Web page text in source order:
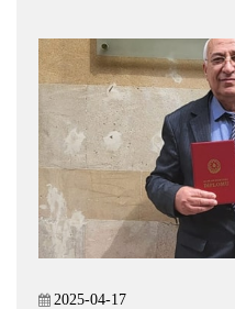
2025-04-17